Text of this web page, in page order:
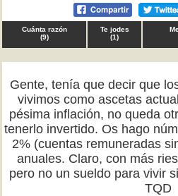
Cuánta razón
(9)
Te jodes
(1)
Gente, tenía que decir que
vivimos como ascetas
pésima inflación, no queda
tenerlo invertido. Os hago
2% (cuentas remuneradas
anuales. Claro, con más
pero no un sueldo para vivir
TQD